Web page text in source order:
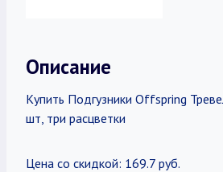
Описание
Купить Подгузники Offspring
шт, три расцветки
Цена со скидкой: 169.7 руб.